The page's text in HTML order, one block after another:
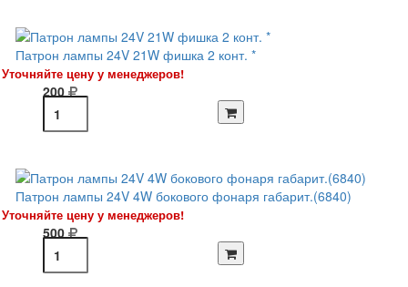
Патрон лампы 24V 21W фишка 2 конт. *
Уточняйте цену у менеджеров!
200
Патрон лампы 24V 4W бокового фонаря габарит.(6840)
Уточняйте цену у менеджеров!
500